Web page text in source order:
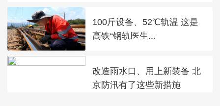
100斤设备、52℃轨温 这是
高铁“钢轨医生...
改造雨水口、用上新装备 北
京防汛有了这些新措施